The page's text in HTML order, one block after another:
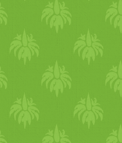
tészta
-
felaprítva
leve - 2 db
en reszelt